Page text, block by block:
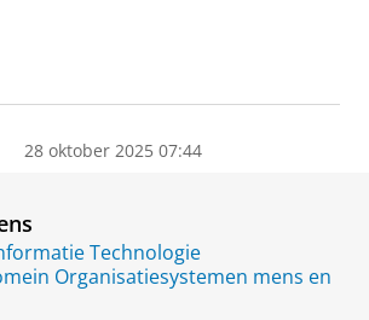
28 oktober 2025 07:44
Technologie
Organisatiesystemen mens en